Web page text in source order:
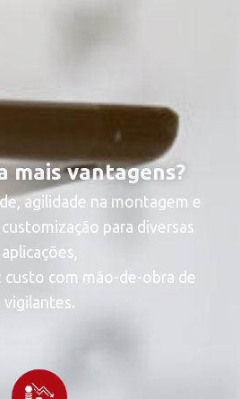
mais vantagens?
agilidade na montagem e
para diversas
aplicações,
custo com mão-de-obra de
vigilantes.